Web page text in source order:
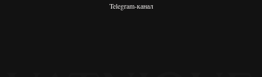
Telegram-канал